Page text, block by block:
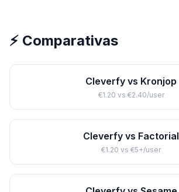
⚡ Comparativas
Cleverfy vs Kronjop
€1.20 vs €2.40/user
Cleverfy vs Factorial
€1.20 vs €5+/user